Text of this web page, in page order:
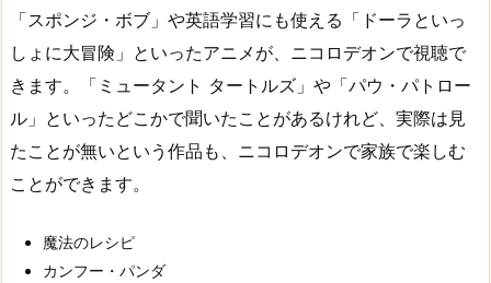
「スポンジ・ボブ」や英語学習にも使える「ドーラといっ
しょに大冒険」といったアニメが、ニコロデオンで視聴で
きます。「ミュータント タートルズ」や「パウ・パトロー
ル」といったどこかで聞いたことがあるけれど、実際は見
たことが無いという作品も、ニコロデオンで家族で楽しむ
ことができます。
魔法のレシピ
カンフー・パンダ